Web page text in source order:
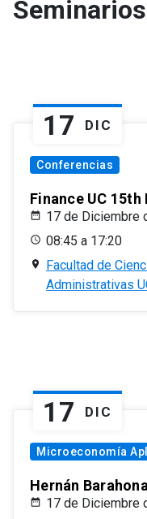
Seminarios
17 DIC
Conferencias
Finance UC
17 de Diciembre
08:45 a 17:20
Facultad de
Administrativas
17 DIC
Microeconomía
Hernán
17 de Diciembre